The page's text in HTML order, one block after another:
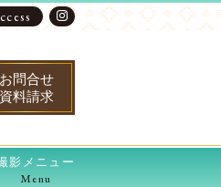
お問合せ
資料請求
影メニュー
Menu